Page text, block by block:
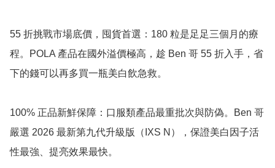
55 折挑戰市場底價，囤貨首選：180 粒是足足三個月的療
程。POLA 產品在國外溢價極高，趁 Ben 哥 55 折入手，省
下的錢可以再多買一瓶美白飲急救。
100% 正品新鮮保障：口服類產品最重批次與防偽。Ben 哥
嚴選 2026 最新第九代升級版（IXS N），保證美白因子活
性最強、提亮效果最快。